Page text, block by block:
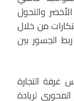
والتحول
من خلال
الجسور بين
غرفة التجارة
لريادة